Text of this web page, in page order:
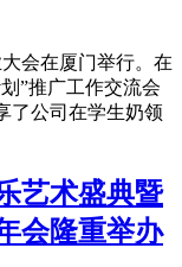
会在厦门举行。在
”推广工作交流会
了公司在学生奶领
艺术盛典暨
会隆重举办